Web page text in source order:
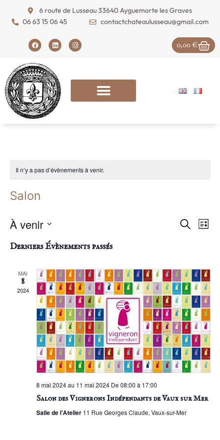
6 route de Lusseau 33640 Ayguemorte les Graves
06 63 15 06 45
contactchateaulusseau@gmail.com
0,00€
Il n’y a pas d’évènements à venir.
Salon
de
vues
Recherche
Liste
À venir
une
date.
Derniers Évènements passés
MAI
8
2024
8 mai 2024 au 11 mai 2024 De 08:00 à 17:00
Salon des Vignerons Indépendants de Vaux sur Mer
Salle de l'Atelier 11 Rue Georges Claude, Vaux-sur-Mer